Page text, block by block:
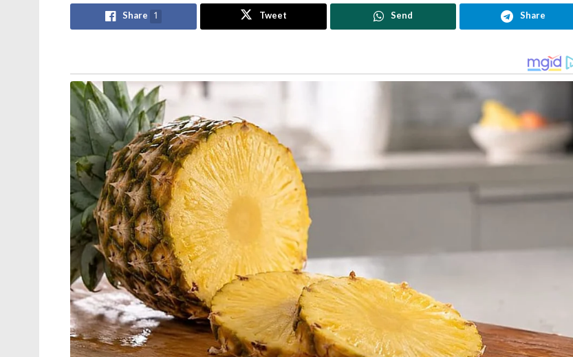
Share 1 Tweet Send Share